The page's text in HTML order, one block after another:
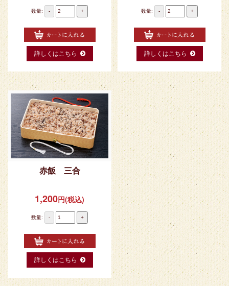
数量: - +
詳しくはこちら
数量: - +
詳しくはこちら
赤飯 三合
1,200円(税込)
数量: - +
詳しくはこちら